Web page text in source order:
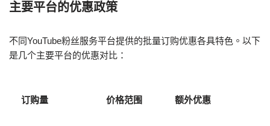
主要平台的优惠政策
不同YouTube粉丝服务平台提供的批量订购优惠各具特色。以下
是几个主要平台的优惠对比：
订购量 价格范围 额外优惠